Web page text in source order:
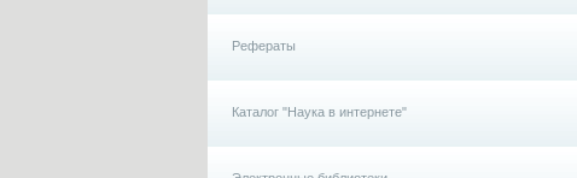
Рефераты
Каталог "Наука в интернете"